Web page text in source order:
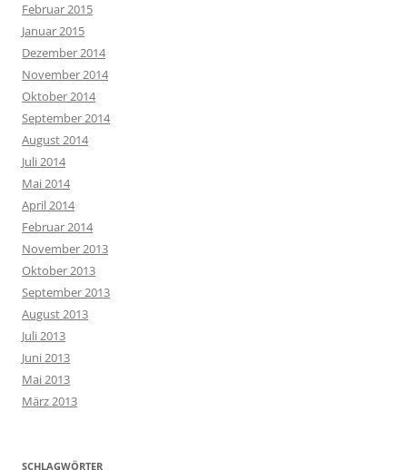
Februar 2015
Januar 2015
Dezember 2014
November 2014
Oktober 2014
September 2014
August 2014
Juli 2014
Mai 2014
April 2014
Februar 2014
November 2013
Oktober 2013
September 2013
August 2013
Juli 2013
Juni 2013
Mai 2013
März 2013
SCHLAGWÖRTER